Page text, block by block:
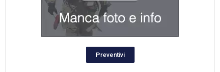
Preventivi